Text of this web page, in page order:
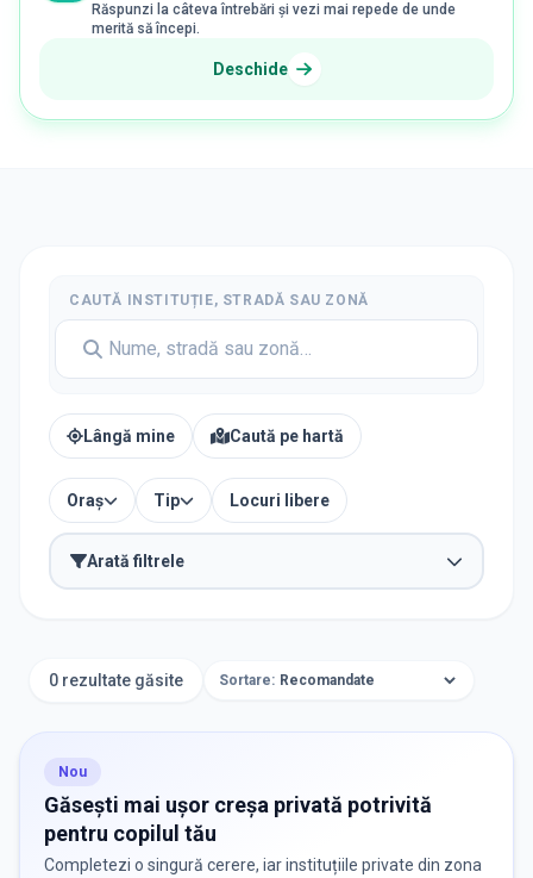
Răspunzi la câteva întrebări și vezi mai repede de unde
merită să începi.
Deschide
CAUTĂ INSTITUȚIE, STRADĂ SAU ZONĂ
Lângă mine Caută pe hartă
Oraș Tip Locuri libere
Arată filtrele
0 rezultate găsite Sortare:
Nou
Găsești mai ușor creșa privată potrivită
pentru copilul tău
Completezi o singură cerere, iar instituțiile private din zona